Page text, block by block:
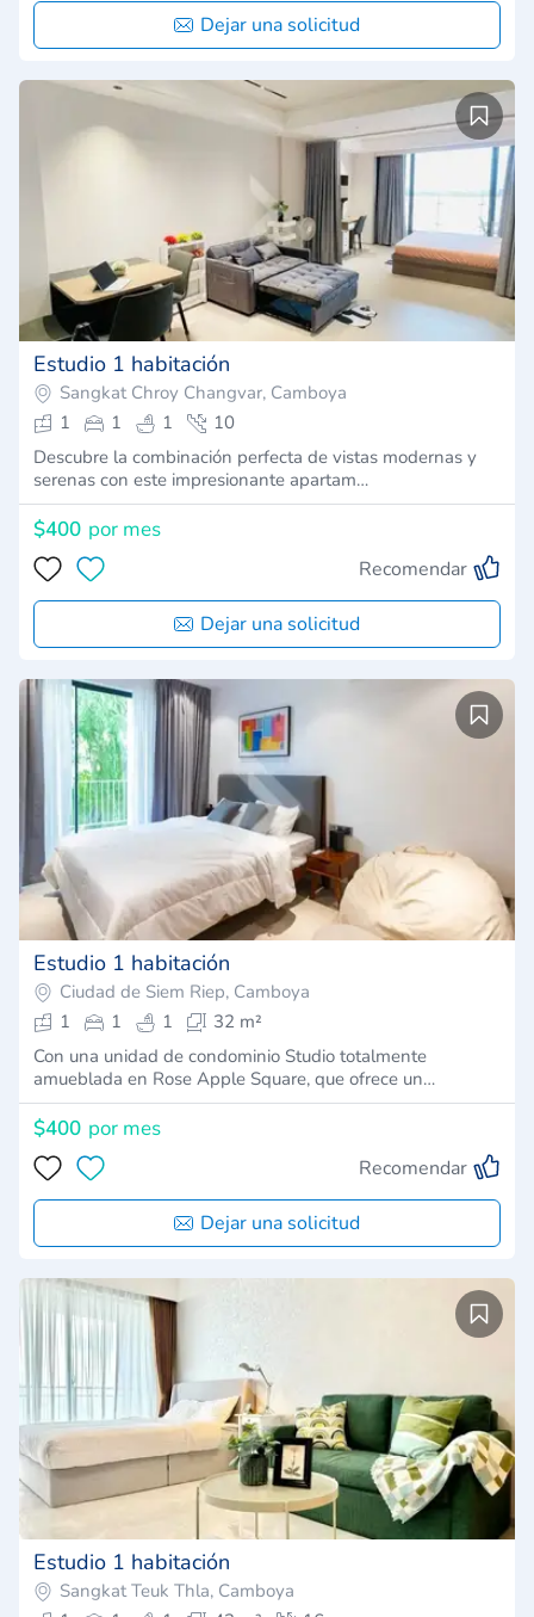
Dejar una solicitud
Estudio 1 habitación
Sangkat Chroy Changvar, Camboya
1
1 1
10
Descubre la combinación perfecta de vistas modernas y
serenas con este impresionante apartam…
$400 por mes
Recomendar
Dejar una solicitud
Estudio 1 habitación
Ciudad de Siem Riep, Camboya
1
1 1
32 m²
Con una unidad de condominio Studio totalmente
amueblada en Rose Apple Square, que ofrece un…
$400 por mes
Recomendar
Dejar una solicitud
Estudio 1 habitación
Sangkat Teuk Thla, Camboya